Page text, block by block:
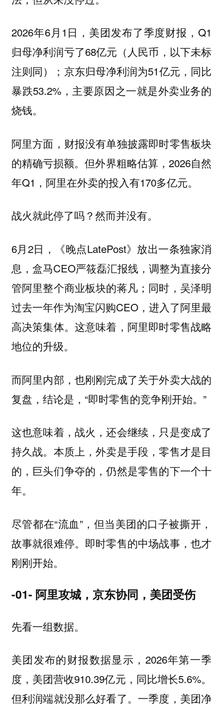
2026年6月1日，美团发布了季度财报，Q1
归母净利润亏了68亿元（人民币，以下未标
注则同）；京东归母净利润为51亿元，同比
暴跌53.2%，主要原因之一就是外卖业务的
烧钱。
阿里方面，财报没有单独披露即时零售板块
的精确亏损额。但外界粗略估算，2026自然
年Q1，阿里在外卖的投入有170多亿元。
战火就此停了吗？然而并没有。
6月2日，《晚点LatePost》放出一条独家消
息，盒马CEO严筱磊汇报线，调整为直接分
管阿里整个商业板块的蒋凡；同时，吴泽明
过去一年作为淘宝闪购CEO，进入了阿里最
高决策集体。这意味着，阿里即时零售战略
地位的升级。
而阿里内部，也刚刚完成了关于外卖大战的
复盘，结论是，“即时零售的竞争刚开始。”
这也意味着，战火，还会继续，只是变成了
持久战。本质上，外卖是手段，零售才是目
的，巨头们争夺的，仍然是零售的下一个十
年。
尽管都在“流血”，但当美团的口子被撕开，
故事就很难停。即时零售的中场战事，也才
刚刚开始。
-01- 阿里攻城，京东协同，美团受伤
先看一组数据。
美团发布的财报数据显示，2026年第一季
度，美团营收910.39亿元，同比增长5.6%。
但利润端就没那么好看了。一季度，美团净